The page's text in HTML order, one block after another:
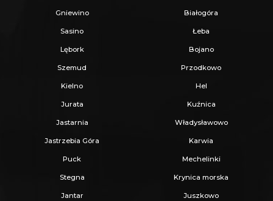
Gniewino Białogóra
Sasino Łeba
Lębork Bojano
Szemud Przodkowo
Kielno Hel
Jurata Kuźnica
Jastarnia Władysławowo
Jastrzebia Góra Karwia
Puck Mechelinki
Stegna Krynica morska
Jantar Juszkowo